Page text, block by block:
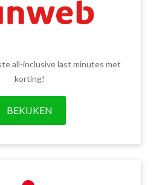
all-inclusive last minutes met
korting!
BEKIJKEN